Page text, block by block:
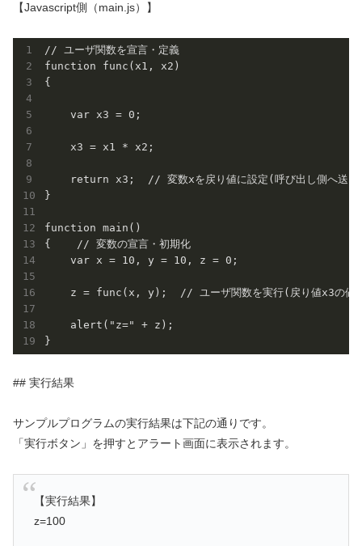
【Javascript側（main.js）】
// ユーザ関数を宣言・定義
function func(x1, x2)
{
    var x3 = 0;
    x3 = x1 * x2;
return x3;  // 変数xを戻り値に設定(呼び出し側へ送る
}
function main()
{    // 変数の宣言・初期化
    var x = 10, y = 10, z = 0;
z = func(x, y);  // ユーザ関数を実行(戻り値x3の値
    alert("z=" + z);
## 実行結果
サンプルプログラムの実行結果は下記の通りです。
「実行ボタン」を押すとアラート画面に表示されます。
【実行結果】
z=100